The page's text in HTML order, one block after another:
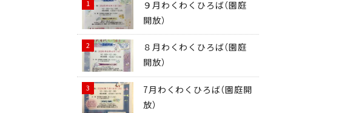
９月わくわくひろば（園庭
開放）
８月わくわくひろば（園庭
開放）
7月わくわくひろば（園庭開
放）